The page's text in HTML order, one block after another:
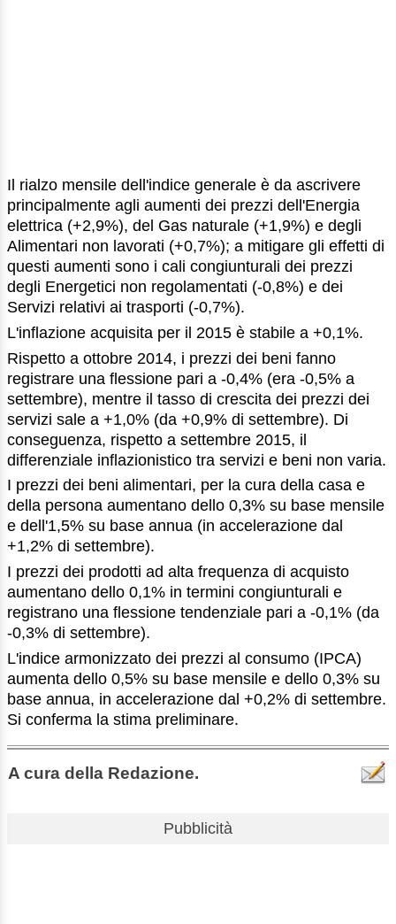
Il rialzo mensile dell'indice generale è da ascrivere
principalmente agli aumenti dei prezzi dell'Energia
elettrica (+2,9%), del Gas naturale (+1,9%) e degli
Alimentari non lavorati (+0,7%); a mitigare gli effetti di
questi aumenti sono i cali congiunturali dei prezzi
degli Energetici non regolamentati (-0,8%) e dei
Servizi relativi ai trasporti (-0,7%).
L'inflazione acquisita per il 2015 è stabile a +0,1%.
Rispetto a ottobre 2014, i prezzi dei beni fanno
registrare una flessione pari a -0,4% (era -0,5% a
settembre), mentre il tasso di crescita dei prezzi dei
servizi sale a +1,0% (da +0,9% di settembre). Di
conseguenza, rispetto a settembre 2015, il
differenziale inflazionistico tra servizi e beni non varia.
I prezzi dei beni alimentari, per la cura della casa e
della persona aumentano dello 0,3% su base mensile
e dell'1,5% su base annua (in accelerazione dal
+1,2% di settembre).
I prezzi dei prodotti ad alta frequenza di acquisto
aumentano dello 0,1% in termini congiunturali e
registrano una flessione tendenziale pari a -0,1% (da
-0,3% di settembre).
L'indice armonizzato dei prezzi al consumo (IPCA)
aumenta dello 0,5% su base mensile e dello 0,3% su
base annua, in accelerazione dal +0,2% di settembre.
Si conferma la stima preliminare.
A cura della Redazione.
Pubblicità